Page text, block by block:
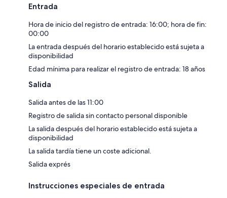
Entrada
Hora de inicio del registro de entrada: 16:00; hora de fin:
00:00
La entrada después del horario establecido está sujeta a
disponibilidad
Edad mínima para realizar el registro de entrada: 18 años
Salida
Salida antes de las 11:00
Registro de salida sin contacto personal disponible
La salida después del horario establecido está sujeta a
disponibilidad
La salida tardía tiene un coste adicional.
Salida exprés
Instrucciones especiales de entrada